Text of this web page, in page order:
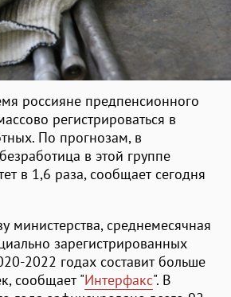
россияне предпенсионного
регистрироваться в
По прогнозам, в
в этой группе
в 1,6 раза, сообщает сегодня
министерства, среднемесячная
зарегистрированных
2022 годах составит больше
сообщает "Интерфакс". В